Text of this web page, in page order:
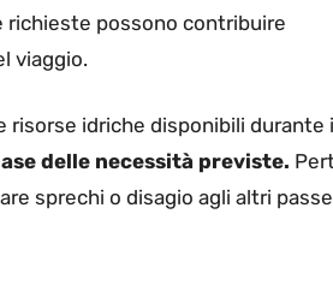
richieste possono contribuire
viaggio.
idriche disponibili durante
delle necessità previste.
sprechi o disagio agli altri